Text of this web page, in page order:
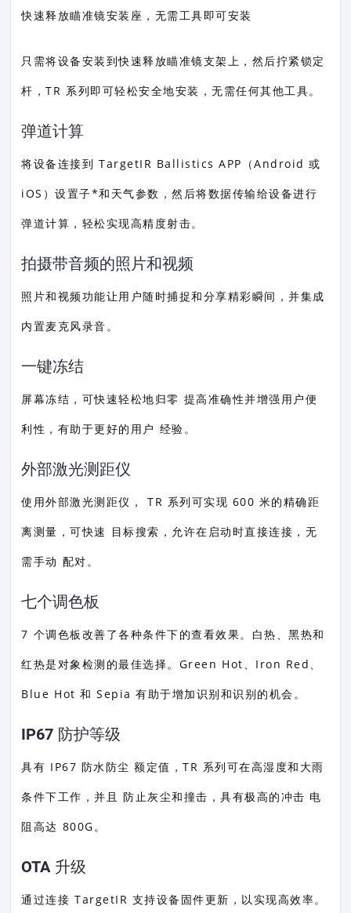
快速释放瞄准镜安装座，无需工具即可安装
只需将设备安装到快速释放瞄准镜支架上，然后拧紧锁定
杆，TR 系列即可轻松安全地安装，无需任何其他工具。
弹道计算
将设备连接到 TargetIR Ballistics APP（Android 或
iOS）设置子*和天气参数，然后将数据传输给设备进行
弹道计算，轻松实现高精度射击。
拍摄带音频的照片和视频
照片和视频功能让用户随时捕捉和分享精彩瞬间，并集成
内置麦克风录音。
一键冻结
屏幕冻结，可快速轻松地归零 提高准确性并增强用户便
利性，有助于更好的用户 经验。
外部激光测距仪
使用外部激光测距仪， TR 系列可实现 600 米的精确距
离测量，可快速 目标搜索，允许在启动时直接连接，无
需手动 配对。
七个调色板
7 个调色板改善了各种条件下的查看效果。白热、黑热和
红热是对象检测的最佳选择。Green Hot、Iron Red、
Blue Hot 和 Sepia 有助于增加识别和识别的机会。
IP67 防护等级
具有 IP67 防水防尘 额定值，TR 系列可在高湿度和大雨
条件下工作，并且 防止灰尘和撞击，具有极高的冲击 电
阻高达 800G。
OTA 升级
通过连接 TargetIR 支持设备固件更新，以实现高效率。